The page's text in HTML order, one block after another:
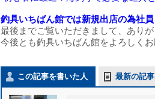
釣具いちばん館では新規出店の為社
最後までご覧いただきまして、ありが
今後とも釣具いちばん館をよろしくお
この記事を書いた人 最新の記事